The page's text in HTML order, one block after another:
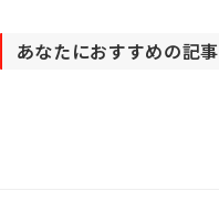
あなたにおすすめの記事